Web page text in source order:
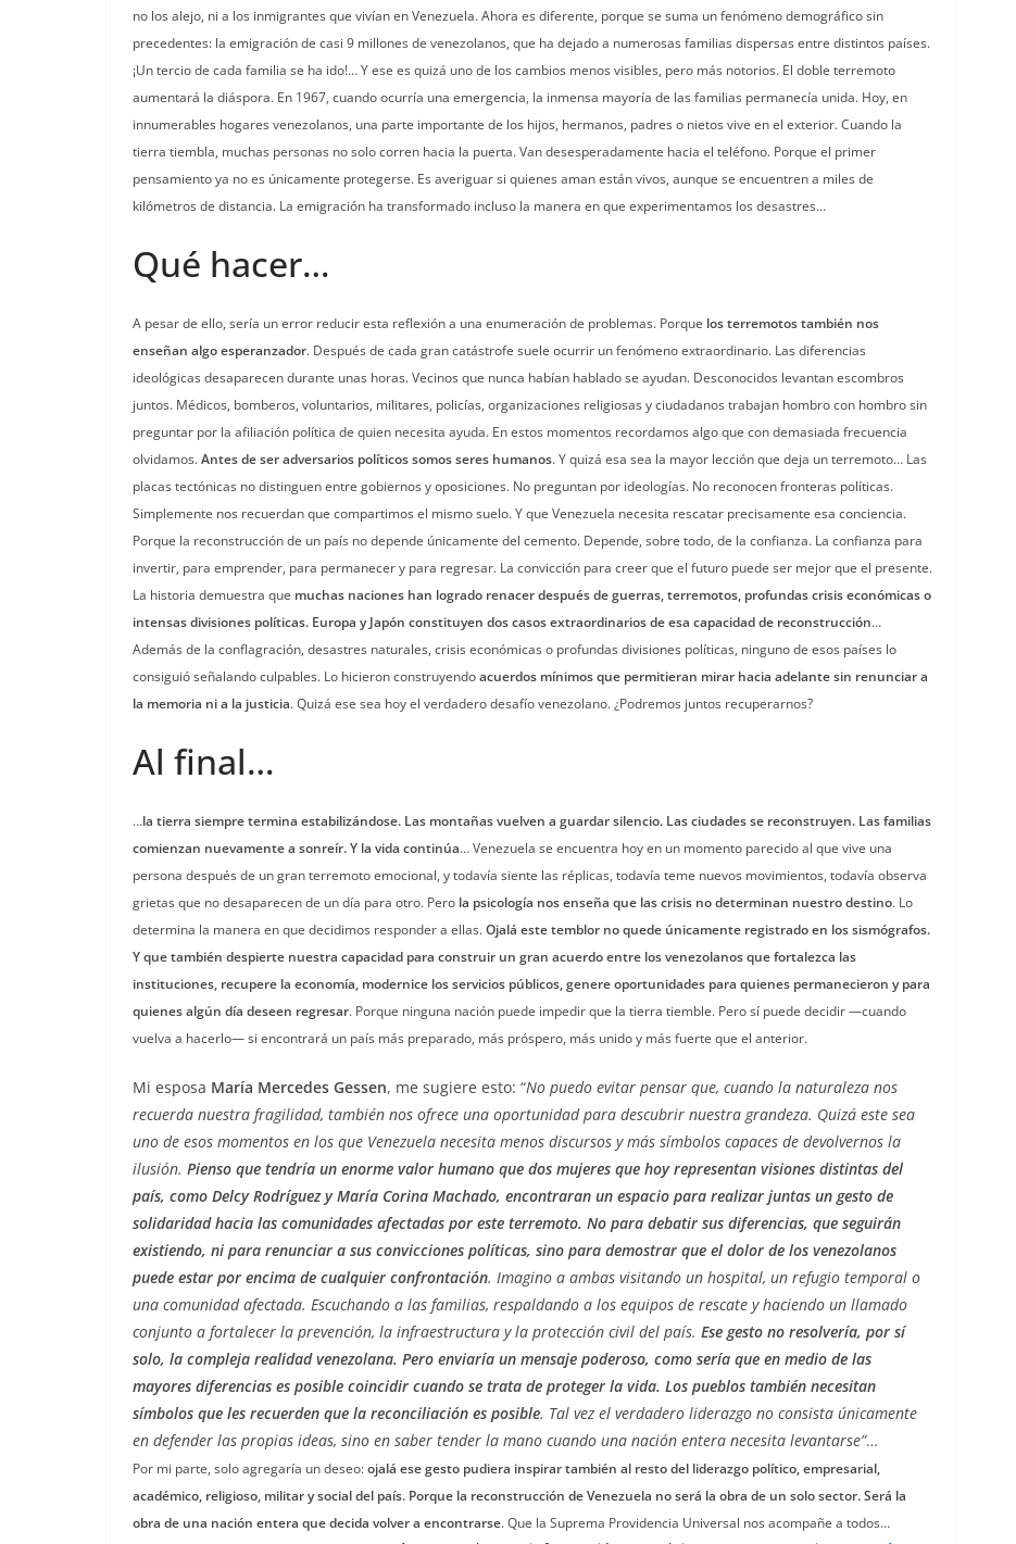
no los alejo, ni a los inmigrantes que vivían en Venezuela. Ahora es diferente, porque se suma un fenómeno demográfico sin
precedentes: la emigración de casi 9 millones de venezolanos, que ha dejado a numerosas familias dispersas entre distintos países.
¡Un tercio de cada familia se ha ido!… Y ese es quizá uno de los cambios menos visibles, pero más notorios. El doble terremoto
aumentará la diáspora. En 1967, cuando ocurría una emergencia, la inmensa mayoría de las familias permanecía unida. Hoy, en
innumerables hogares venezolanos, una parte importante de los hijos, hermanos, padres o nietos vive en el exterior. Cuando la
tierra tiembla, muchas personas no solo corren hacia la puerta. Van desesperadamente hacia el teléfono. Porque el primer
pensamiento ya no es únicamente protegerse. Es averiguar si quienes aman están vivos, aunque se encuentren a miles de
kilómetros de distancia. La emigración ha transformado incluso la manera en que experimentamos los desastres…
Qué hacer…
A pesar de ello, sería un error reducir esta reflexión a una enumeración de problemas. Porque los terremotos también nos
enseñan algo esperanzador. Después de cada gran catástrofe suele ocurrir un fenómeno extraordinario. Las diferencias
ideológicas desaparecen durante unas horas. Vecinos que nunca habían hablado se ayudan. Desconocidos levantan escombros
juntos. Médicos, bomberos, voluntarios, militares, policías, organizaciones religiosas y ciudadanos trabajan hombro con hombro sin
preguntar por la afiliación política de quien necesita ayuda. En estos momentos recordamos algo que con demasiada frecuencia
olvidamos.Antes de ser adversarios políticos somos seres humanos. Y quizá esa sea la mayor lección que deja un terremoto… Las
placas tectónicas no distinguen entre gobiernos y oposiciones. No preguntan por ideologías. No reconocen fronteras políticas.
Simplemente nos recuerdan que compartimos el mismo suelo. Y que Venezuela necesita rescatar precisamente esa conciencia.
Porque la reconstrucción de un país no depende únicamente del cemento. Depende, sobre todo, de la confianza. La confianza para
invertir, para emprender, para permanecer y para regresar. La convicción para creer que el futuro puede ser mejor que el presente.
La historia demuestra que muchas naciones han logrado renacer después de guerras, terremotos, profundas crisis económicas o
intensas divisiones políticas. Europa y Japón constituyen dos casos extraordinarios de esa capacidad de reconstrucción…
Además de la conflagración, desastres naturales, crisis económicas o profundas divisiones políticas, ninguno de esos países lo
consiguió señalando culpables. Lo hicieron construyendoacuerdos mínimos que permitieran mirar hacia adelante sin renunciar a
la memoria ni a la justicia. Quizá ese sea hoy el verdadero desafío venezolano. ¿Podremos juntos recuperarnos?
Al final…
…la tierra siempre termina estabilizándose. Las montañas vuelven a guardar silencio. Las ciudades se reconstruyen. Las familias
comienzan nuevamente a sonreír. Y la vida continúa… Venezuela se encuentra hoy en un momento parecido al que vive una
persona después de un gran terremoto emocional, y todavía siente las réplicas, todavía teme nuevos movimientos, todavía observa
grietas que no desaparecen de un día para otro. Pero la psicología nos enseña que las crisis no determinan nuestro destino. Lo
determina la manera en que decidimos responder a ellas.Ojalá este temblor no quede únicamente registrado en los sismógrafos.
Y que también despierte nuestra capacidad para construir un gran acuerdo entre los venezolanos que fortalezca las
instituciones, recupere la economía, modernice los servicios públicos, genere oportunidades para quienes permanecieron y para
quienes algún día deseen regresar. Porque ninguna nación puede impedir que la tierra tiemble. Pero sí puede decidir —cuando
vuelva a hacerlo— si encontrará un país más preparado, más próspero, más unido y más fuerte que el anterior.
Mi esposa María Mercedes Gessen, me sugiere esto: “No puedo evitar pensar que, cuando la naturaleza nos
recuerda nuestra fragilidad, también nos ofrece una oportunidad para descubrir nuestra grandeza. Quizá este sea
uno de esos momentos en los que Venezuela necesita menos discursos y más símbolos capaces de devolvernos la
ilusión. Pienso que tendría un enorme valor humano que dos mujeres que hoy representan visiones distintas del
país, como Delcy Rodríguez y María Corina Machado, encontraran un espacio para realizar juntas un gesto de
solidaridad hacia las comunidades afectadas por este terremoto. No para debatir sus diferencias, que seguirán
existiendo, ni para renunciar a sus convicciones políticas, sino para demostrar que el dolor de los venezolanos
puede estar por encima de cualquier confrontación. Imagino a ambas visitando un hospital, un refugio temporal o
una comunidad afectada. Escuchando a las familias, respaldando a los equipos de rescate y haciendo un llamado
conjunto a fortalecer la prevención, la infraestructura y la protección civil del país. Ese gesto no resolvería, por sí
solo, la compleja realidad venezolana. Pero enviaría un mensaje poderoso, como sería que en medio de las
mayores diferencias es posible coincidir cuando se trata de proteger la vida. Los pueblos también necesitan
símbolos que les recuerden que la reconciliación es posible. Tal vez el verdadero liderazgo no consista únicamente
en defender las propias ideas, sino en saber tender la mano cuando una nación entera necesita levantarse”…
Por mi parte, solo agregaría un deseo:ojalá ese gesto pudiera inspirar también al resto del liderazgo político, empresarial,
académico, religioso, militar y social del país. Porque la reconstrucción de Venezuela no será la obra de un solo sector. Será la
obra de una nación entera que decida volver a encontrarse. Que la Suprema Providencia Universal nos acompañe a todos…